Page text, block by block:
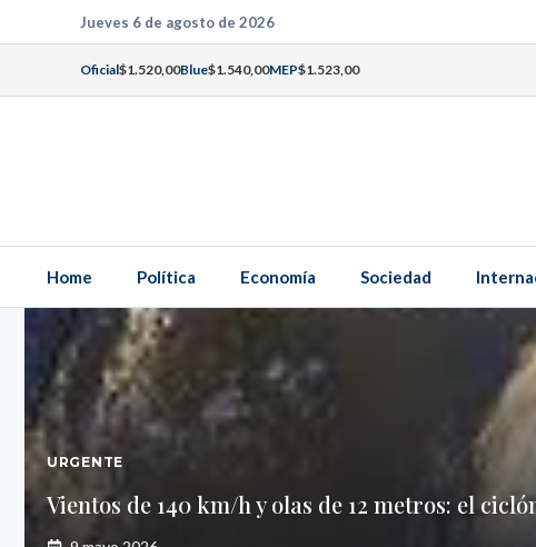
al
contenido
Jueves 6 de agosto de 2026
Oficial$1.520,00Blue$1.540,00MEP$1.523,00
Home Política Economía Sociedad
URGENTE
Vientos de 140 km/h y olas de 12 metros: el